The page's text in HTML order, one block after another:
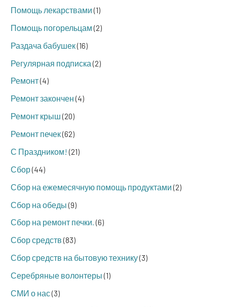
Помощь лекарствами(1)
Помощь погорельцам(2)
Раздача бабушек(16)
Регулярная подписка(2)
Ремонт(4)
Ремонт закончен(4)
Ремонт крыш(20)
Ремонт печек(62)
С Праздником! (21)
Сбор(44)
Сбор на ежемесячную помощь продуктами(2)
Сбор на обеды(9)
Сбор на ремонт печки.(6)
Сбор средств(83)
Сбор средств на бытовую технику(3)
Серебряные волонтеры(1)
СМИ о нас(3)